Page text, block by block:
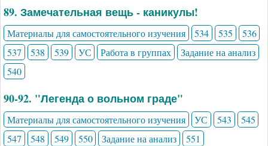
89. Замечательная вещь - каникулы!
Материалы для самостоятельного изучения 534 535
536
537
538 539 УС Работа в группах
Задание на анализ
540
90-92. "Легенда о вольном граде"
Материалы для самостоятельного изучения УС 543
545
547
548 549 550 Задание на анализ 551